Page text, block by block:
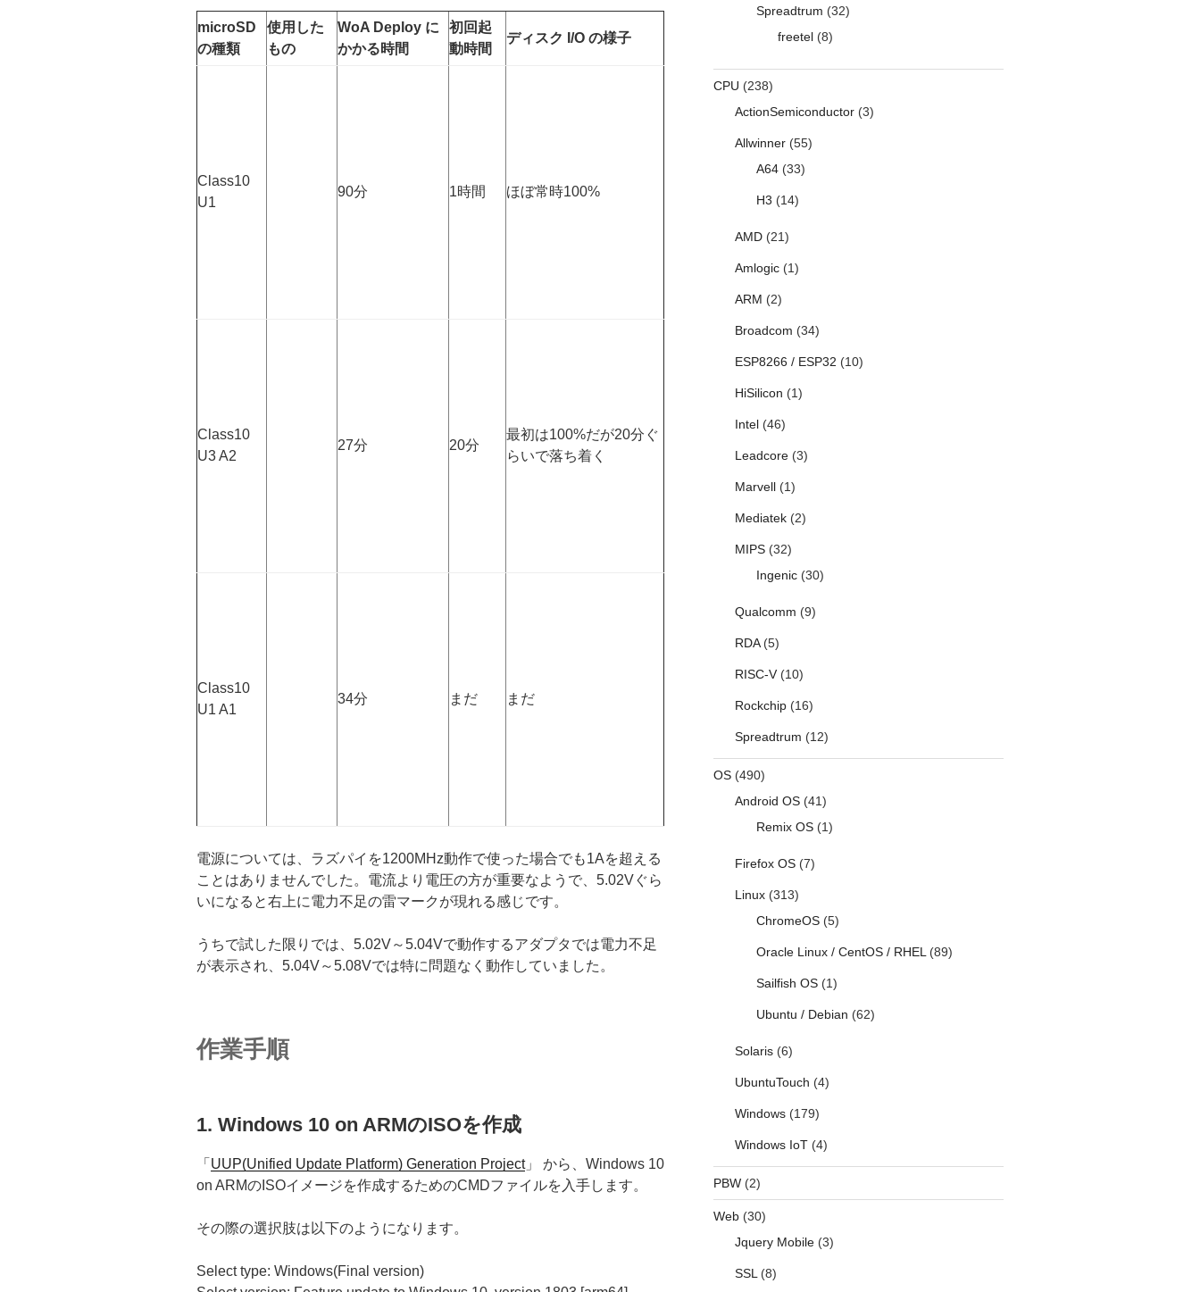
microSD
の種類
使用した
もの
WoA Deploy に
かかる時間
初回起
動時間
ディスク I/O の様子
Class10
U1
90分 1時間 ほぼ常時100%
Class10
U3 A2
27分 20分
最初は100%だが20分ぐ
らいで落ち着く
Class10
U1 A1
34分 まだ まだ
電源については、ラズパイを1200MHz動作で使った場合でも1Aを超える
ことはありませんでした。電流より電圧の方が重要なようで、5.02Vぐら
いになると右上に電力不足の雷マークが現れる感じです。
うちで試した限りでは、5.02V～5.04Vで動作するアダプタでは電力不足
が表示され、5.04V～5.08Vでは特に問題なく動作していました。
作業手順
1. Windows 10 on ARMのISOを作成
「 UUP(Unified Update Platform) Generation Project」 から、Windows 10
on ARMのISOイメージを作成するためのCMDファイルを入手します。
その際の選択肢は以下のようになります。
Select type: Windows(Final version)
Spreadtrum (32)
freetel(8)
CPU (238)
ActionSemiconductor(3)
Allwinner(55)
A64(33)
H3 (14)
AMD(21)
Amlogic(1)
ARM (2)
Broadcom (34)
ESP8266 / ESP32 (10)
HiSilicon (1)
Intel(46)
Leadcore(3)
Marvell(1)
Mediatek(2)
MIPS(32)
Ingenic(30)
Qualcomm (9)
RDA(5)
RISC-V(10)
Rockchip(16)
Spreadtrum (12)
OS(490)
Android OS(41)
Remix OS(1)
Firefox OS(7)
Linux(313)
ChromeOS(5)
Oracle Linux / CentOS / RHEL(89)
Sailfish OS(1)
Ubuntu / Debian (62)
Solaris(6)
UbuntuTouch (4)
Windows(179)
Windows IoT(4)
PBW(2)
Web(30)
Jquery Mobile(3)
SSL(8)